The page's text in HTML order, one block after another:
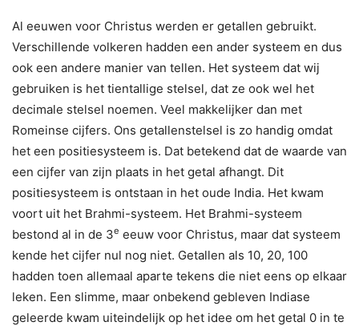
Al eeuwen voor Christus werden er getallen gebruikt.
Verschillende volkeren hadden een ander systeem en dus
ook een andere manier van tellen. Het systeem dat wij
gebruiken is het tientallige stelsel, dat ze ook wel het
decimale stelsel noemen. Veel makkelijker dan met
Romeinse cijfers. Ons getallenstelsel is zo handig omdat
het een positiesysteem is. Dat betekend dat de waarde van
een cijfer van zijn plaats in het getal afhangt. Dit
positiesysteem is ontstaan in het oude India. Het kwam
voort uit het Brahmi-systeem. Het Brahmi-systeem
bestond al in de 3e eeuw voor Christus, maar dat systeem
kende het cijfer nul nog niet. Getallen als 10, 20, 100
hadden toen allemaal aparte tekens die niet eens op elkaar
leken. Een slimme, maar onbekend gebleven Indiase
geleerde kwam uiteindelijk op het idee om het getal 0 in te